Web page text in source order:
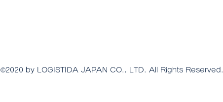
©2020 by LOGISTIDA JAPAN CO., LTD. All Rights Reserved.